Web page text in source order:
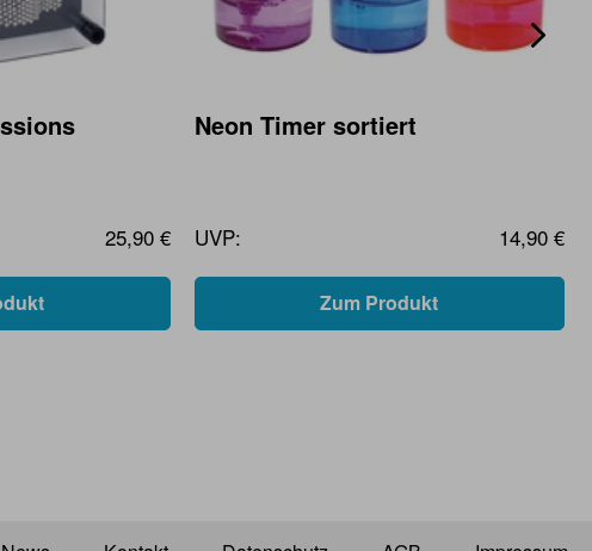
25,90 €
Neon Timer sortiert
UVP: 14,90 €
Zum Produkt